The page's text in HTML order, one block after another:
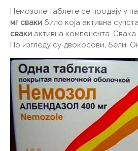
Немозоле таблете се продају у
мг сваки било која активна
сваки активна компонента.
По изгледу су двокосови, бели.